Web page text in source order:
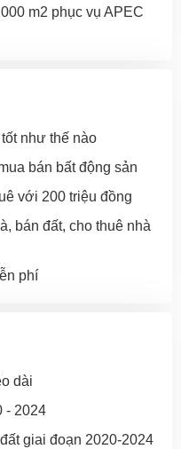
m2 phục vụ APEC
như thế nào
bán bất động sản
với 200 triệu đồng
bán đất, cho thuê nhà
phí
dài
- 2024
giai đoạn 2020-2024